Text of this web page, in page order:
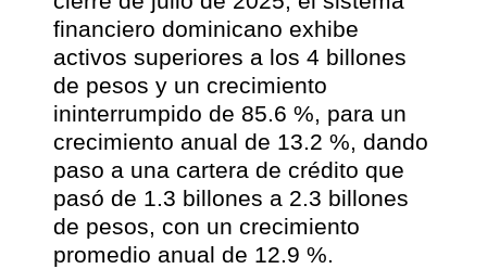
financiero dominicano exhibe
activos superiores a los 4 billones
de pesos y un crecimiento
ininterrumpido de 85.6 %, para un
crecimiento anual de 13.2 %, dando
paso a una cartera de crédito que
pasó de 1.3 billones a 2.3 billones
de pesos, con un crecimiento
promedio anual de 12.9 %.